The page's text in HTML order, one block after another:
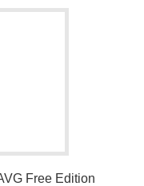
Free Edition